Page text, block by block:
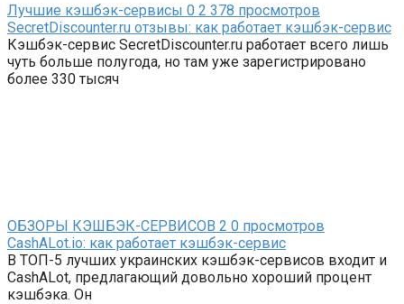
Лучшие кэшбэк-сервисы 0 2 378 просмотров
SecretDiscounter.ru отзывы: как работает кэшбэк-сервис
Кэшбэк-сервис SecretDiscounter.ru работает всего лишь
чуть больше полугода, но там уже зарегистрировано
более 330 тысяч
ОБЗОРЫ КЭШБЭК-СЕРВИСОВ 2 0 просмотров
CashALot.io: как работает кэшбэк-сервис
В ТОП-5 лучших украинских кэшбэк-сервисов входит и
CashALot, предлагающий довольно хороший процент
кэшбэка. Он